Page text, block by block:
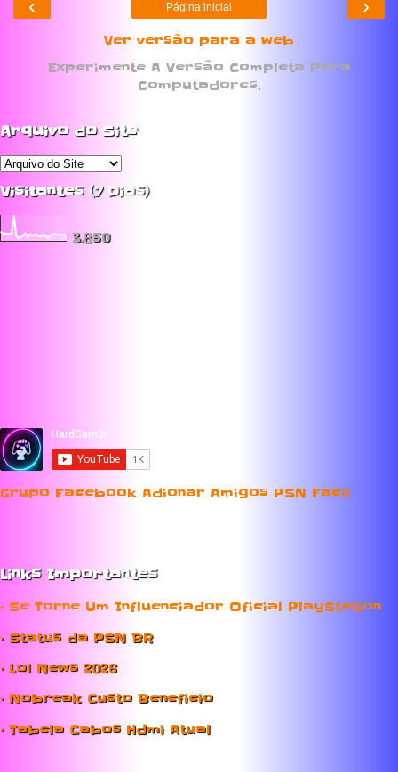
‹ ›
Página inicial
Ver versão para a web
Experimente A Versão Completa Para
Computadores.
Arquivo do Site
Visitantes (7 Dias)
3,850
Grupo Facebook Adionar Amigos PSN Facil
Links Importantes
• Se Torne Um Influenciador Oficial PlayStation
• Status da PSN BR
• Lol News 2026
• Nobreak Custo Beneficio
• Tabela Cabos Hdmi Atual